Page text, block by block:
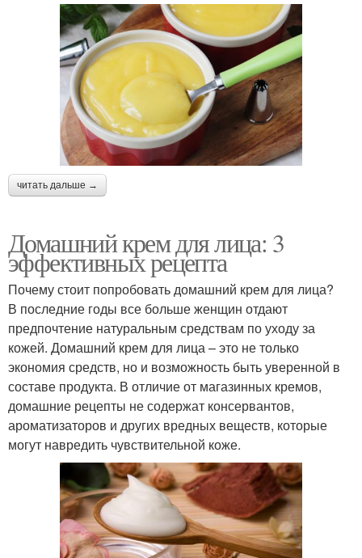
читать дальше →
Домашний крем для лица: 3
эффективных рецепта
Почему стоит попробовать домашний крем для лица?
В последние годы все больше женщин отдают
предпочтение натуральным средствам по уходу за
кожей. Домашний крем для лица – это не только
экономия средств, но и возможность быть уверенной в
составе продукта. В отличие от магазинных кремов,
домашние рецепты не содержат консервантов,
ароматизаторов и других вредных веществ, которые
могут навредить чувствительной коже.